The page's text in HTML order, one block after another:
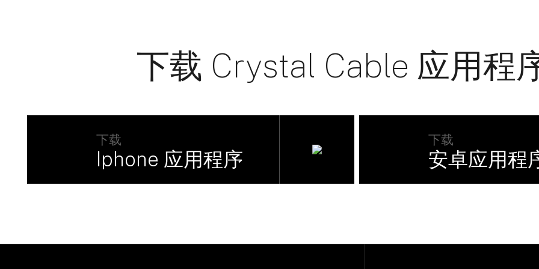
下载 Crystal Cable 应用程
下载
Iphone 应用程序
下载
安卓应用程